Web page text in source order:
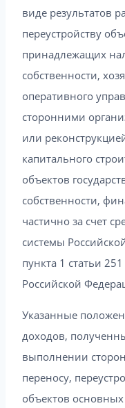
виде результатов
переустройству
принадлежащих
собственности,
оперативного
сторонними
или
капитального
объектов
собственности,
частично за счет
системы
пункта 1 статьи
Российской
Указанные
доходов,
выполнении
переносу,
объектов основных